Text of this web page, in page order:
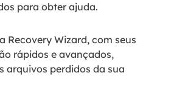
para obter ajuda.
Recovery Wizard, com seus
rápidos e avançados,
arquivos perdidos da sua